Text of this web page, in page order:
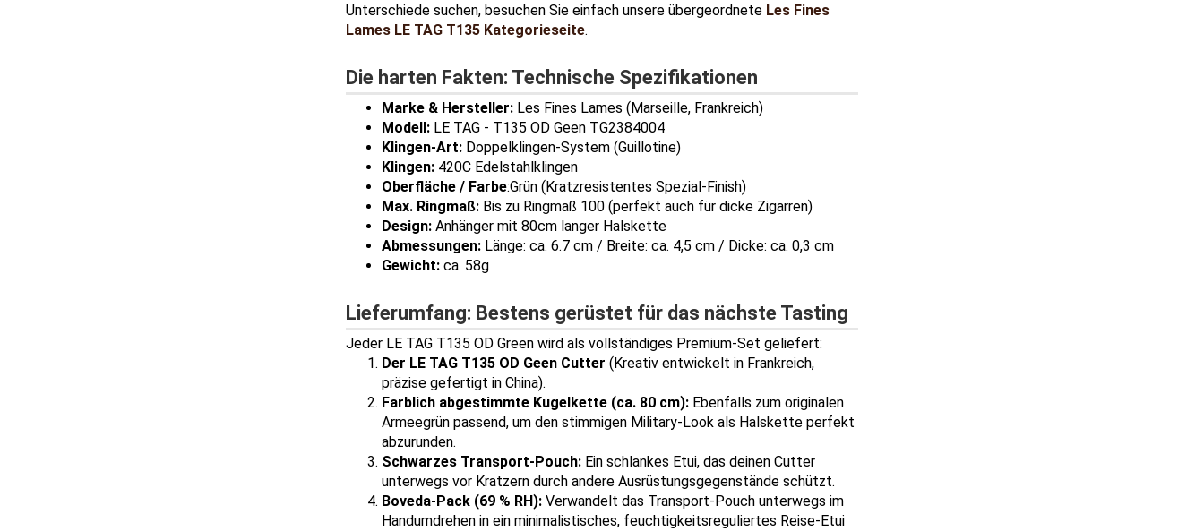
Unterschiede suchen, besuchen Sie einfach unsere übergeordnete Les Fines
Lames LE TAG T135 Kategorieseite.
Die harten Fakten: Technische Spezifikationen
Marke & Hersteller: Les Fines Lames (Marseille, Frankreich)
Modell: LE TAG - T135 OD Geen TG2384004
Klingen-Art: Doppelklingen-System (Guillotine)
Klingen: 420C Edelstahlklingen
Oberfläche / Farbe:Grün (Kratzresistentes Spezial-Finish)
Max. Ringmaß: Bis zu Ringmaß 100 (perfekt auch für dicke Zigarren)
Design: Anhänger mit 80cm langer Halskette
Abmessungen: Länge: ca. 6.7 cm / Breite: ca. 4,5 cm / Dicke: ca. 0,3 cm
Gewicht: ca. 58g
Lieferumfang: Bestens gerüstet für das nächste Tasting
Jeder LE TAG T135 OD Green wird als vollständiges Premium-Set geliefert:
Der LE TAG T135 OD Geen Cutter (Kreativ entwickelt in Frankreich,
präzise gefertigt in China).
Farblich abgestimmte Kugelkette (ca. 80 cm): Ebenfalls zum originalen
Armeegrün passend, um den stimmigen Military-Look als Halskette perfekt
abzurunden.
Schwarzes Transport-Pouch: Ein schlankes Etui, das deinen Cutter
unterwegs vor Kratzern durch andere Ausrüstungsgegenstände schützt.
Boveda-Pack (69 % RH): Verwandelt das Transport-Pouch unterwegs im
Handumdrehen in ein minimalistisches, feuchtigkeitsreguliertes Reise-Etui